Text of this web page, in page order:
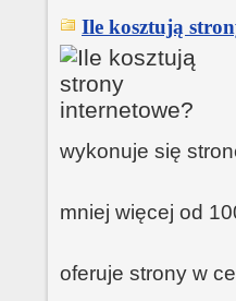
Ile kosztują
wykonuje się
mniej więcej od
oferuje strony w